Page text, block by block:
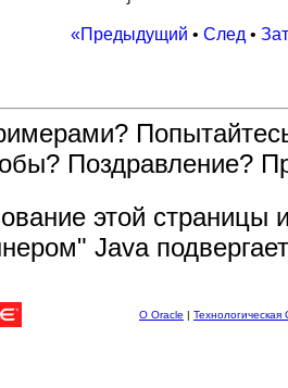
«Предыдущий • След •
Поздравление?
этой страницы
Java
О Oracle Технологическая